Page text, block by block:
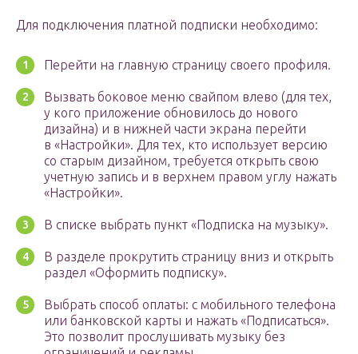
Для подключения платной подписки необходимо:
Перейти на главную страницу своего профиля.
Вызвать боковое меню свайпом влево (для тех,
у кого приложение обновилось до нового
дизайна) и в нижней части экрана перейти
в «Настройки». Для тех, кто использует версию
со старым дизайном, требуется открыть свою
учетную запись и в верхнем правом углу нажать
«Настройки».
В списке выбрать пункт «Подписка на музыку».
В разделе прокрутить страницу вниз и открыть
раздел «Оформить подписку».
Выбрать способ оплаты: с мобильного телефона
или банковской карты и нажать «Подписаться».
Это позволит прослушивать музыку без